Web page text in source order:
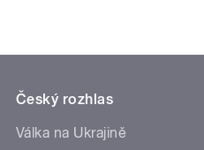
Český rozhlas
Válka na Ukrajině